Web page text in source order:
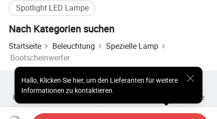
Herkunftsland
Spotlight LED Lampe
Nach Kategorien suchen
Startseite Beleuchtung
Spezielle Lamp
Bootscheinwerfer
Hallo, Klicken Sie hier, um den Lieferanten für weitere
Informationen zu kontaktieren.
Heiße Produkte
Heiße Produkte Preis
Heiße Großhandelsprodukte
Einblicke
Über uns
Nutzungsvertrag Datenschutzerklärung Kontakt